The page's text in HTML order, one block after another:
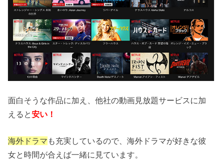
面白そうな作品に加え、他社の動画見放題サービスに加
えると安い！
海外ドラマ も充実しているので、海外ドラマが好きな彼
女と時間が合えば一緒に見ています。